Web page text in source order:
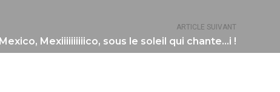
ARTICLE SUIVANT
Mexico, Mexiiiiiiiiiico, sous le soleil qui chante…i !